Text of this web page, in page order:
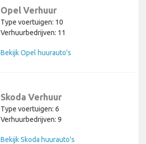
Opel Verhuur
Type voertuigen: 10
Verhuurbedrijven: 11
Bekijk Opel huurauto's
Skoda Verhuur
Type voertuigen: 6
Verhuurbedrijven: 9
Bekijk Skoda huurauto's